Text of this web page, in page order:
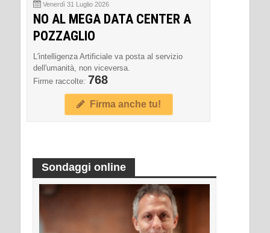
Venerdì 31 Luglio 2026
NO AL MEGA DATA CENTER A
POZZAGLIO
L'intelligenza Artificiale va posta al servizio
dell'umanità, non viceversa.
Firme raccolte: 768
Firma anche tu!
Sondaggi online